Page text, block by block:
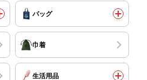
バッグ
巾着
生活用品